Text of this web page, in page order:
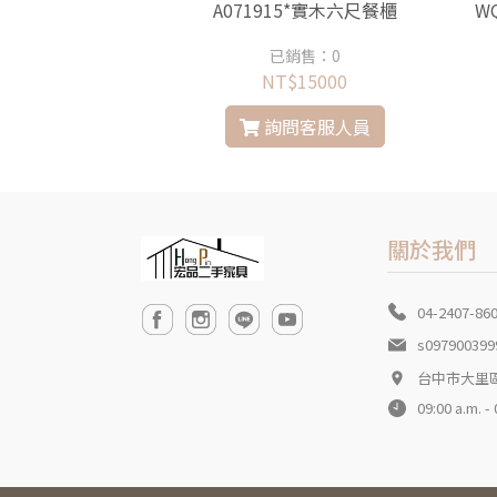
A071915*實木六尺餐櫃
已銷售：0
NT$15000
詢問客服人員
關於我們
04-2407-
台中市大里
09:00 a.m. -